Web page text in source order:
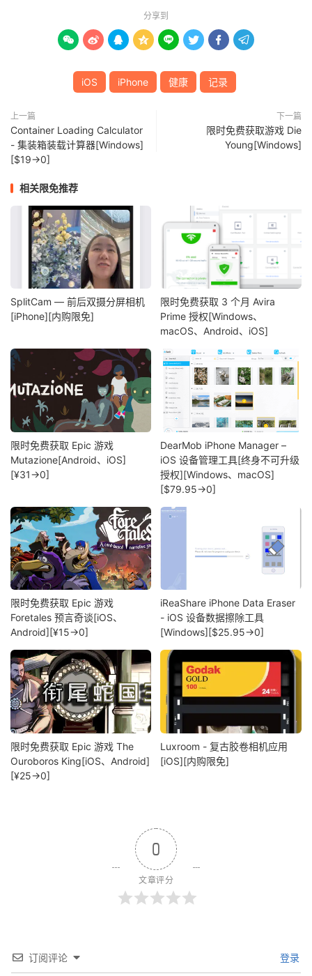
分享到
       
iOS iPhone 健康 记录
上一篇
Container Loading Calculator
- 集装箱装载计算器[Windows]
[$19→0]
下一篇
限时免费获取游戏 Die
Young[Windows]
相关限免推荐
SplitCam — 前后双摄分屏相机
[iPhone][内购限免]
限时免费获取 3 个月 Avira
Prime 授权[Windows、
macOS、Android、iOS]
限时免费获取 Epic 游戏
Mutazione[Android、iOS]
[¥31→0]
DearMob iPhone Manager –
iOS 设备管理工具[终身不可升级
授权][Windows、macOS]
[$79.95→0]
限时免费获取 Epic 游戏
Foretales 预言奇谈[iOS、
Android][¥15→0]
iReaShare iPhone Data Eraser
- iOS 设备数据擦除工具
[Windows][$25.95→0]
限时免费获取 Epic 游戏 The
Ouroboros King[iOS、Android]
[¥25→0]
Luxroom - 复古胶卷相机应用
[iOS][内购限免]
0
文章评分
订阅评论 登录